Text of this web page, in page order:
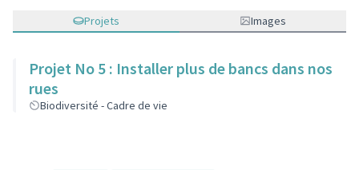
Projets Images
Projet No 5 : Installer plus de bancs dans nos
rues
Biodiversité - Cadre de vie